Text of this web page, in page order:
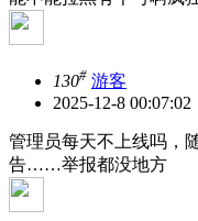
130# 游客
2025-12-8 00:07:02
管理员每天不上线吗，
告……举报都没地方